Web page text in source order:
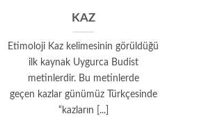
KAZ
Etimoloji Kaz kelimesinin görüldüğü
ilk kaynak Uygurca Budist
metinlerdir. Bu metinlerde
geçen kazlar günümüz Türkçesinde
“kazların [...]